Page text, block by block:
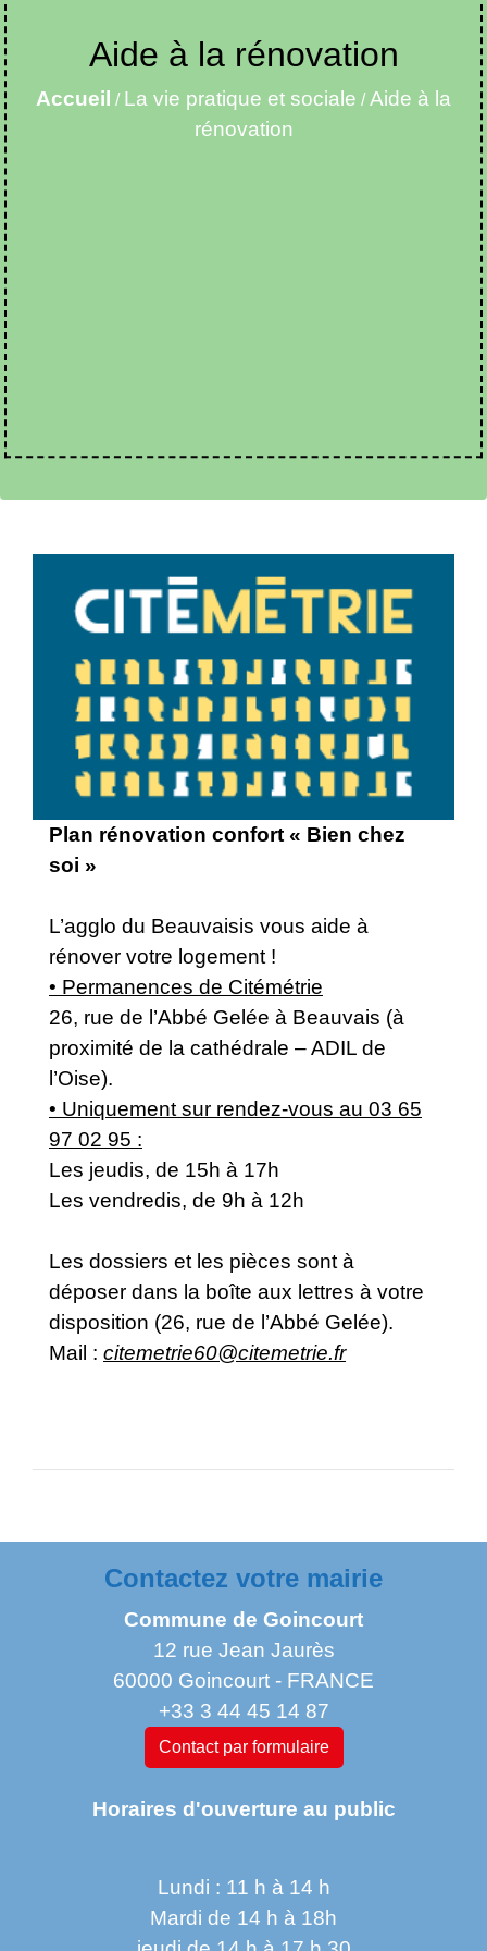
Aide à la rénovation
Accueil / La vie pratique et sociale /Aide à la
rénovation
Plan rénovation confort « Bien chez
soi »
L’agglo du Beauvaisis vous aide à
rénover votre logement !
• Permanences de Citémétrie
26, rue de l’Abbé Gelée à Beauvais (à
proximité de la cathédrale – ADIL de
l’Oise).
• Uniquement sur rendez-vous au 03 65
97 02 95 :
Les jeudis, de 15h à 17h
Les vendredis, de 9h à 12h
Les dossiers et les pièces sont à
déposer dans la boîte aux lettres à votre
disposition (26, rue de l’Abbé Gelée).
Mail : citemetrie60@citemetrie.fr
Contactez votre mairie
Commune de Goincourt
12 rue Jean Jaurès
60000 Goincourt - FRANCE
+33 3 44 45 14 87
Contact par formulaire
Horaires d'ouverture au public
Lundi : 11 h à 14 h
Mardi de 14 h à 18h